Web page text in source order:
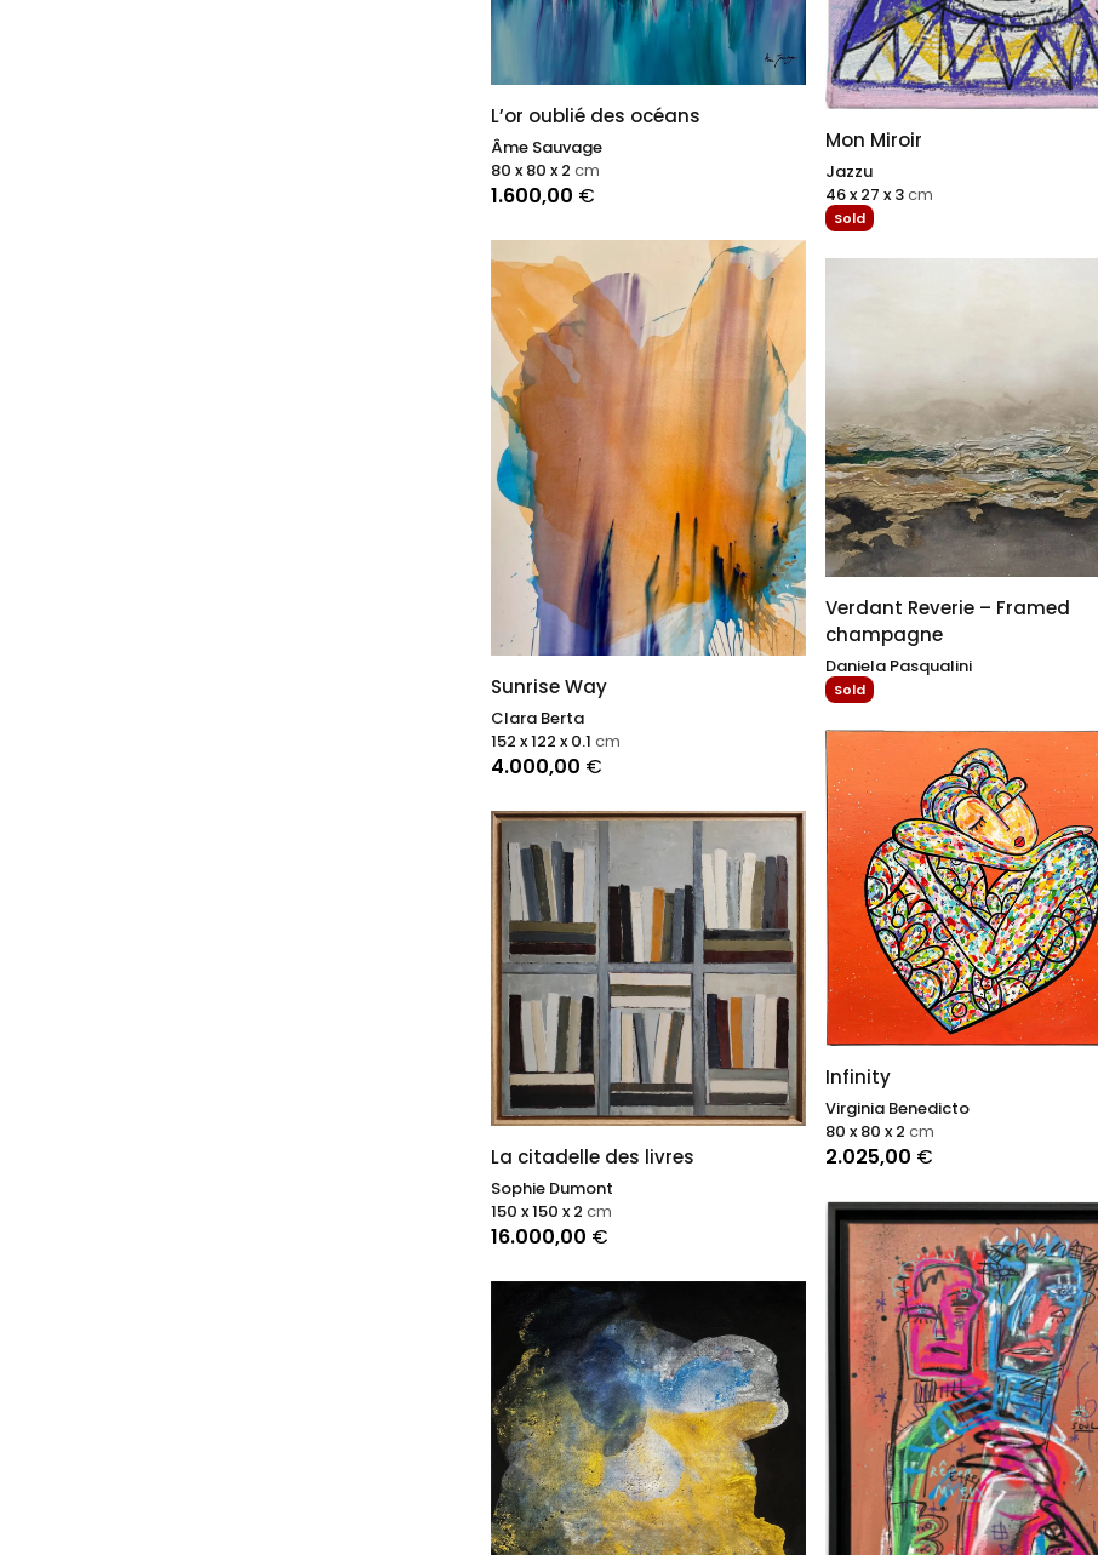
L’or oublié des océans
Âme Sauvage
1.600,00 €
80 x 80 x 2 cm
Sunrise Way
Clara Berta
4.000,00 €
152 x 122 x 0.1 cm
La citadelle des livres
Sophie Dumont
16.000,00 €
150 x 150 x 2 cm
Mon Miroir
Jazzu
Sold
46 x 27 x 3cm
Verdant Reverie – Framed
champagne
Daniela Pasqualini
Sold
Infinity
Virginia Benedicto
2.025,00 €
80 x 80 x 2cm